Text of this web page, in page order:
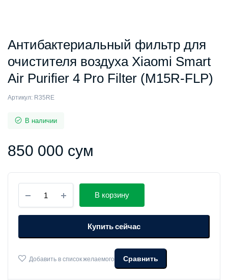
Антибактериальный фильтр для
очистителя воздуха Xiaomi Smart
Air Purifier 4 Pro Filter (M15R-FLP)
Артикул: R35RE
В наличии
850 000 сум
фильтр
для
очистителя
Xiaomi
Air
В корзину
Купить сейчас
Добавить в список желаемого Сравнить